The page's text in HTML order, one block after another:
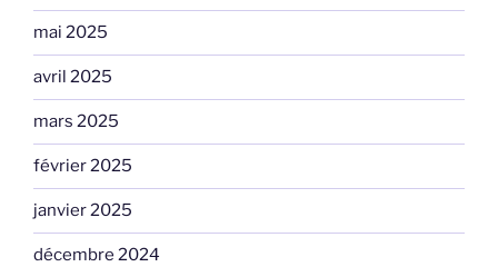
mai 2025
avril 2025
mars 2025
février 2025
janvier 2025
décembre 2024